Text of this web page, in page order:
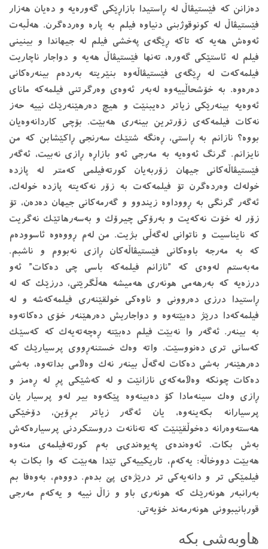
دەزانن کە فێستیڤاڵ لە ڕاستیدا بازاڕێکی گەورەیە و دەیان هەزار
فێستیڤاڵ لە کونوقوژبنی دنیاوە فیلم بە پارە وەردەگرن. هەڵبەت
ئەوەش هەیە کە تاکە ڕێگەی پەخشی فیلم لە جیهاندا و بینینی
فیلم لە ئاستێکی گەورە، تەنها فێستیڤاڵ هەیە و دواجار ناچاریت
فیلمەکەت لە ڕێگەی فێستیڤاڵەوە بنێریتە بەردەم بینەرەکانی
دەرەوە. بە خۆشحاڵییەوە لەبەر ئەوەى وەرگرتنى فیلمەکە ماناى
ئەوەیە بینەرێکى زیاتر دەیبنێت و هیچ دەرهێنەرێک نییە حەز
نەکات فیلمەکەى زۆرترین بینەرى هەبێت. بۆچى کاردانەوەیان
بووە؟ نازانم بە ڕاستى، ڕەنگە شتێک سەرنجى ڕاکێشابن کە من
نایزانم. گرنگ ئەوەیە بە مەرجى ئەو بازاڕە ڕازى نەبیت، ئەگەر
فێستیڤاڵەکانى جیهان زۆربەیان کورتەفیلمى کەمتر لە پازدە
خولەک وەردەگرن تۆ فیلمەکەت بە زۆر نەکەیتە پازدە خولەک،
ئەگەر گرنگى بە ڕووداوە زیندوو و گەرمەکانى جیهان دەدەن، تۆ
زۆر لە خۆت نەکەیت و بەرۆکى چیرۆک و بەسەرهاتێک نەگریت
کە نایناسیت و ناتوانى لەگەڵى بژیت. من لەم ڕووەوە ئاسوودەم
کە بە مەرجە باوەکانى فێستیڤاڵەکان ڕازى نەبووم و ناشبم.
مەبەستم لەوەى کە ”نازانم فیلمەکە باسى چى دەکات” ئەو
درزەیە کە بەرهەمى هونەرى هەمیشە هەڵگرێتى، درزێک کە لە
ڕاستیدا درزى دەروونى و ناوەکى خولقێنەرى فیلمەکەشە و لە
فیلمەکەدا درێژ دەبێتەوە و دواجاریش دەرهێنەر خۆى دەکاتەوە
بە بینەر. ئەگەر وا نەبێت فیلم دەبێتە ڕەچەتەیەک کە کەسێک
کەسانى ترى دەنووسێت. واتە وەک خستنەڕووى پرسیارێک کە
دەرهێنەر بەشى دەکات لەگەڵ بینەر نەک وەڵامى بداتەوە، بەشى
دەکات چونکە وەڵامەکەى نازانێت و لە کەشێکى پڕ لە ڕەمز و
ڕازى وەک سینەمادا کۆ دەبینەوە پێکەوە بیر لەو پرسیار یان
پرسیارانە بکەینەوە، یان ئەگەر زیاتر بڕۆین، دۆخێکی
هەستەوەرانە دەخوڵقێنێت کە تەنانەت دروستکردنى پرسیارەکەش
بەش بکات. ئەوەندەى پەیوەندىی بەم کورتەفیلمەى منەوە
هەبێت دووخاڵە: یەکەم، تاریکییەکى تێدا هەبێت کە وا بکات بە
فیلمێکى تر و دانەیەکى تر درێژەى پێ بدەم. دووەم، بەوەفا بم
بەرانبەر هونەرێک کە هونەرى باو و زاڵ نییە و یەکەم مەرجى
قوربانیبوونى هونەرمەند خۆیەتى.
هاوبەشی بکە